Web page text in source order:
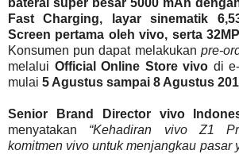
baterai super besar 5000 mAh
Fast Charging, layar sinematik
Screen pertama oleh vivo, serta
Konsumen pun dapat melakukan pre-
melalui Official Online Store vivo di
mulai 5 Agustus sampai 8 Agustus
Senior Brand Director vivo
menyatakan “Kehadiran vivo Z1
komitmen vivo untuk menjangkau pasar